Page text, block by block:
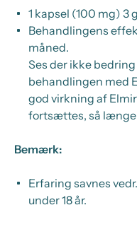
1 kapsel (100 mg) 3
Behandlingens
måned.
Ses der ikke
behandlingen med
god virkning af
fortsættes, så længe
Bemærk:
Erfaring savnes
under 18 år.